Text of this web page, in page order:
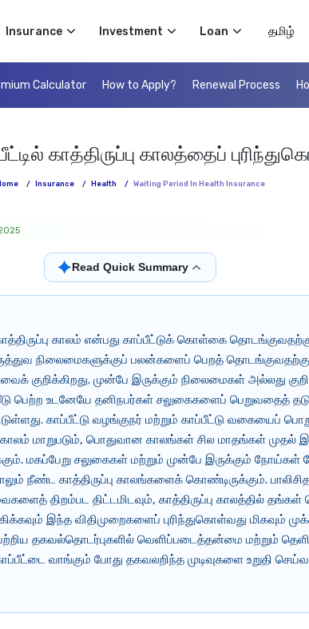
Insurance Investment Loan Select
Calculator How to Apply? Renewal Process
காத்திருப்பு காலத்தைப்
/ Insurance / Health / Waiting Period In Health Insurance
✦Read Quick Summary
காத்திருப்பு காலம் என்பது காப்பீட்டுக் கொள்கை
நிலைமைகளுக்குப் பலன்களைப் பெறத்
குறிக்கிறது. முன்பே இருக்கும் நிலைமைகள் அல்லது
பெற்ற உடனேயே தனிநபர்கள் சலுகைகளைப் பெறுவதைத்
காப்பீட்டு வழங்குநர் மற்றும் காப்பீட்டு வகையைப்
காலம் மாறுபடும், பொதுவான காலங்கள் சில மாதங்கள் முதல்
மகப்பேறு சலுகைகள் மற்றும் முன்பே இருக்கும் நோய்கள்
நீண்ட காத்திருப்பு காலங்களைக் கொண்டிருக்கும்.
திறம்பட திட்டமிடவும், காத்திருப்பு காலத்தில்
இந்த விதிமுறைகளைப் புரிந்துகொள்வது மிகவும்
பற்றிய தகவல்தொடர்புகளில் வெளிப்படைத்தன்மை மற்றும்
வாங்கும் போது தகவலறிந்த முடிவுகளை உறுதி